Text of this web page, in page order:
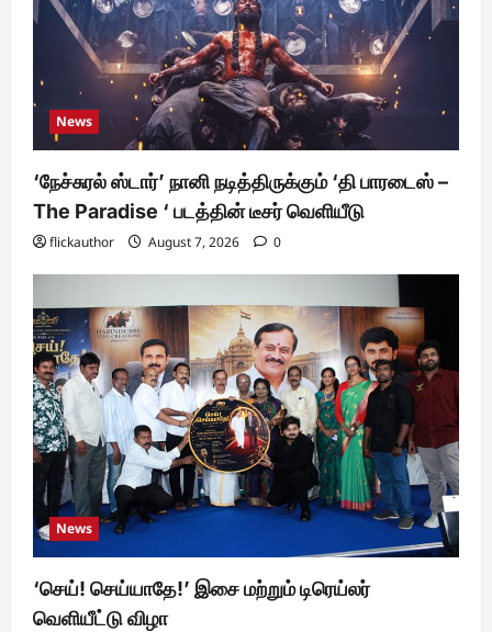
News
‘நேச்சுரல் ஸ்டார்’ நானி நடித்திருக்கும் ‘தி பாரடைஸ் –
The Paradise ‘ படத்தின் டீசர் வெளியீடு
flickauthor August 7, 2026 0
News
‘செய்! செய்யாதே!’ இசை மற்றும் டிரெய்லர்
வெளியீட்டு விழா